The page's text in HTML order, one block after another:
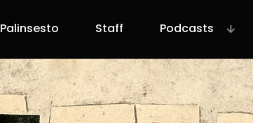
Palinsesto Staff Podcasts